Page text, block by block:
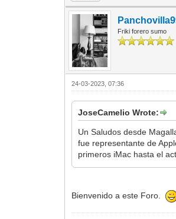
Friki forero sumo
24-03-2023, 07:36
JoseCamelio Wrote:
Un Saludos desde
fue representante de
primeros iMac hasta el
Bienvenido a este Foro.